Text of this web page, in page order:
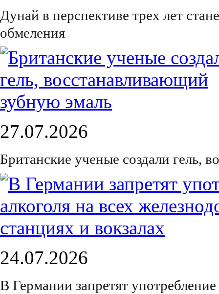
Дунай в перспективе трех лет
обмеления
27.07.2026
Британские ученые создали гель,
24.07.2026
В Германии запретят